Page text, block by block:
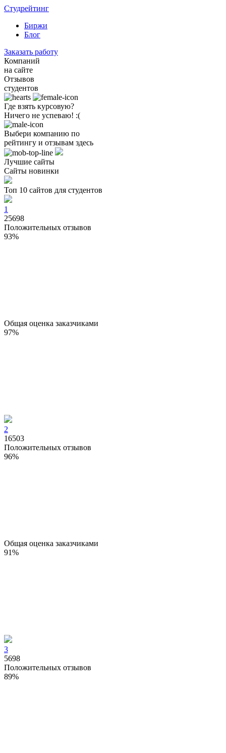
Студрейтинг
Биржи
Блог
Заказать работу
Компаний
на сайте
Отзывов
студентов
Где взять курсовую?
Ничего не успеваю! :(
Выбери компанию по
рейтингу и отзывам здесь
Лучшие сайты
Сайты новинки
Топ 10 сайтов для студентов
1
25698
Положительных отзывов
93%
Общая оценка заказчиками
97%
2
16503
Положительных отзывов
96%
Общая оценка заказчиками
91%
3
5698
Положительных отзывов
89%